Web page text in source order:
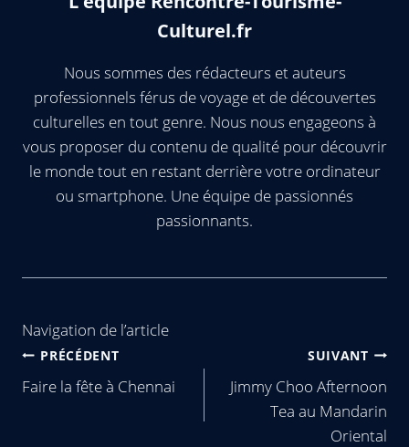
Culturel.fr
Nous sommes des rédacteurs et auteurs
professionnels férus de voyage et de découvertes
culturelles en tout genre. Nous nous engageons à
vous proposer du contenu de qualité pour découvrir
le monde tout en restant derrière votre ordinateur
ou smartphone. Une équipe de passionnés
passionnants.
Navigation de l’article
PRÉCÉDENT
Faire la fête à Chennai
SUIVANT
Jimmy Choo Afternoon
Tea au Mandarin
Oriental